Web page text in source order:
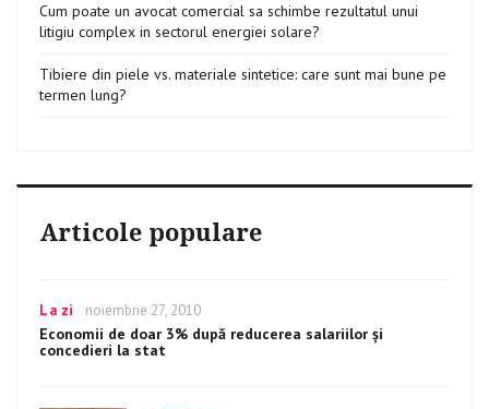
Cum poate un avocat comercial sa schimbe rezultatul unui
litigiu complex in sectorul energiei solare?
Tibiere din piele vs. materiale sintetice: care sunt mai bune pe
termen lung?
Articole populare
Categories
La zi
Posted
on
noiembrie 27, 2010
Economii de doar 3% după reducerea salariilor şi
concedieri la stat